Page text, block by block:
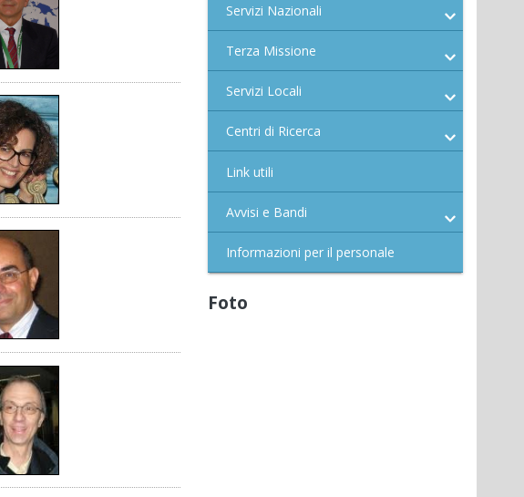
Servizi Nazionali
Terza Missione
Servizi Locali
Centri di Ricerca
Link utili
Avvisi e Bandi
Informazioni per il personale
Foto